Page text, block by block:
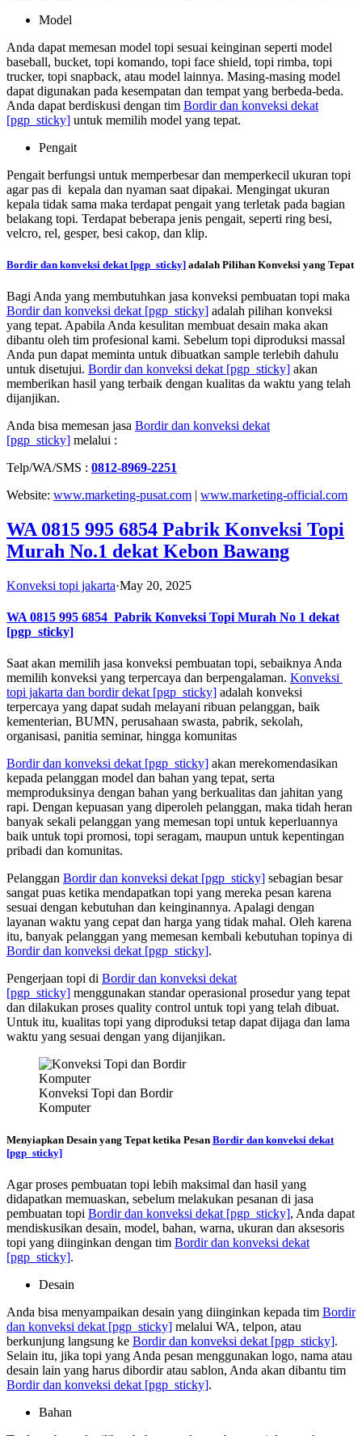
Model
Anda dapat memesan model topi sesuai keinginan seperti model
baseball, bucket, topi komando, topi face shield, topi rimba, topi
trucker, topi snapback, atau model lainnya. Masing-masing model
dapat digunakan pada kesempatan dan tempat yang berbeda-beda.
Anda dapat berdiskusi dengan tim Bordir dan konveksi dekat
[pgp_sticky] untuk memilih model yang tepat.
Pengait
Pengait berfungsi untuk memperbesar dan memperkecil ukuran topi
agar pas di kepala dan nyaman saat dipakai. Mengingat ukuran
kepala tidak sama maka terdapat pengait yang terletak pada bagian
belakang topi. Terdapat beberapa jenis pengait, seperti ring besi,
velcro, rel, gesper, besi cakop, dan klip.
Bordir dan konveksi dekat [pgp_sticky] adalah Pilihan Konveksi yang Tepat
Bagi Anda yang membutuhkan jasa konveksi pembuatan topi maka
Bordir dan konveksi dekat [pgp_sticky] adalah pilihan konveksi
yang tepat. Apabila Anda kesulitan membuat desain maka akan
dibantu oleh tim profesional kami. Sebelum topi diproduksi massal
Anda pun dapat meminta untuk dibuatkan sample terlebih dahulu
untuk disetujui. Bordir dan konveksi dekat [pgp_sticky] akan
memberikan hasil yang terbaik dengan kualitas da waktu yang telah
dijanjikan.
Anda bisa memesan jasa Bordir dan konveksi dekat
[pgp_sticky] melalui :
Telp/WA/SMS : 0812-8969-2251
Website: www.marketing-pusat.com | www.marketing-official.com
WA 0815 995 6854 Pabrik Konveksi Topi
Murah No.1 dekat Kebon Bawang
Konveksi topi jakarta·May 20, 2025
WA 0815 995 6854 Pabrik Konveksi Topi Murah No 1 dekat
[pgp_sticky]
Saat akan memilih jasa konveksi pembuatan topi, sebaiknya Anda
memilih konveksi yang terpercaya dan berpengalaman. Konveksi
topi jakarta dan bordir dekat [pgp_sticky] adalah konveksi
terpercaya yang dapat sudah melayani ribuan pelanggan, baik
kementerian, BUMN, perusahaan swasta, pabrik, sekolah,
organisasi, panitia seminar, hingga komunitas
Bordir dan konveksi dekat [pgp_sticky] akan merekomendasikan
kepada pelanggan model dan bahan yang tepat, serta
memproduksinya dengan bahan yang berkualitas dan jahitan yang
rapi. Dengan kepuasan yang diperoleh pelanggan, maka tidah heran
banyak sekali pelanggan yang memesan topi untuk keperluannya
baik untuk topi promosi, topi seragam, maupun untuk kepentingan
pribadi dan komunitas.
Pelanggan Bordir dan konveksi dekat [pgp_sticky] sebagian besar
sangat puas ketika mendapatkan topi yang mereka pesan karena
sesuai dengan kebutuhan dan keinginannya. Apalagi dengan
layanan waktu yang cepat dan harga yang tidak mahal. Oleh karena
itu, banyak pelanggan yang memesan kembali kebutuhan topinya di
Bordir dan konveksi dekat [pgp_sticky].
Pengerjaan topi di Bordir dan konveksi dekat
[pgp_sticky] menggunakan standar operasional prosedur yang tepat
dan dilakukan proses quality control untuk topi yang telah dibuat.
Untuk itu, kualitas topi yang diproduksi tetap dapat dijaga dan lama
waktu yang sesuai dengan yang dijanjikan.
Konveksi Topi dan Bordir
Komputer
Menyiapkan Desain yang Tepat ketika Pesan Bordir dan konveksi dekat
[pgp_sticky]
Agar proses pembuatan topi lebih maksimal dan hasil yang
didapatkan memuaskan, sebelum melakukan pesanan di jasa
pembuatan topi Bordir dan konveksi dekat [pgp_sticky], Anda dapat
mendiskusikan desain, model, bahan, warna, ukuran dan aksesoris
topi yang diinginkan dengan tim Bordir dan konveksi dekat
[pgp_sticky].
Desain
Anda bisa menyampaikan desain yang diinginkan kepada tim Bordir
dan konveksi dekat [pgp_sticky] melalui WA, telpon, atau
berkunjung langsung ke Bordir dan konveksi dekat [pgp_sticky].
Selain itu, jika topi yang Anda pesan menggunakan logo, nama atau
desain lain yang harus dibordir atau sablon, Anda akan dibantu tim
Bordir dan konveksi dekat [pgp_sticky].
Bahan